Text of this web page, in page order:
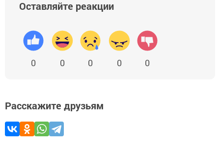
Оставляйте реакции
0 0 0 0 0
Расскажите друзьям